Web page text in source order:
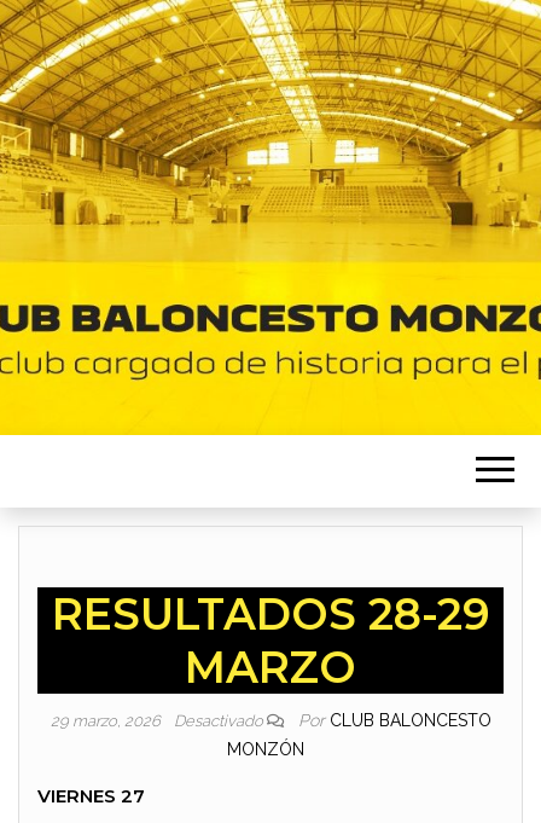
RESULTADOS 28-29
MARZO
29 marzo, 2026 Desactivado Por CLUB BALONCESTO
MONZÓN
VIERNES 27